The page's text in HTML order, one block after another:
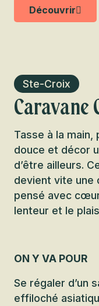
Découvrir
Ste-Croix
Caravane
Tasse à la
douce et décor
d’être ailleurs.
devient vite une
pensé avec
lenteur et le
ON Y VA POUR
Se régaler d’un
effiloché